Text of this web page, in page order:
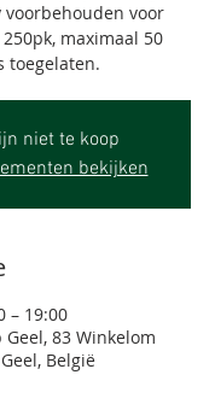
voorbehouden voor
maximaal 50
toegelaten.
niet te koop
bekijken
– 19:00
83 Winkelom
België